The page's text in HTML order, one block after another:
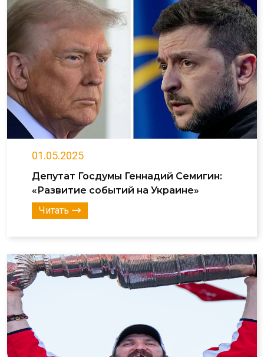
01.05.2025
Депутат Госдумы Геннадий Семигин:
«Развитие событий на Украине»
Читать